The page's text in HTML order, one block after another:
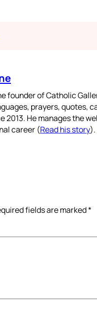
founder of Catholic
prayers, quotes,
2013. He manages the
career (Read his story).
fields are marked*